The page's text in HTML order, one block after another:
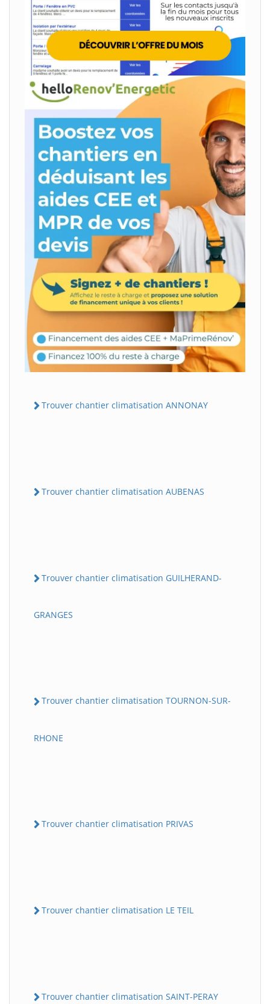
Trouver chantier climatisation ANNONAY
Trouver chantier climatisation AUBENAS
Trouver chantier climatisation GUILHERAND-
GRANGES
Trouver chantier climatisation TOURNON-SUR-
RHONE
Trouver chantier climatisation PRIVAS
Trouver chantier climatisation LE TEIL
Trouver chantier climatisation SAINT-PERAY